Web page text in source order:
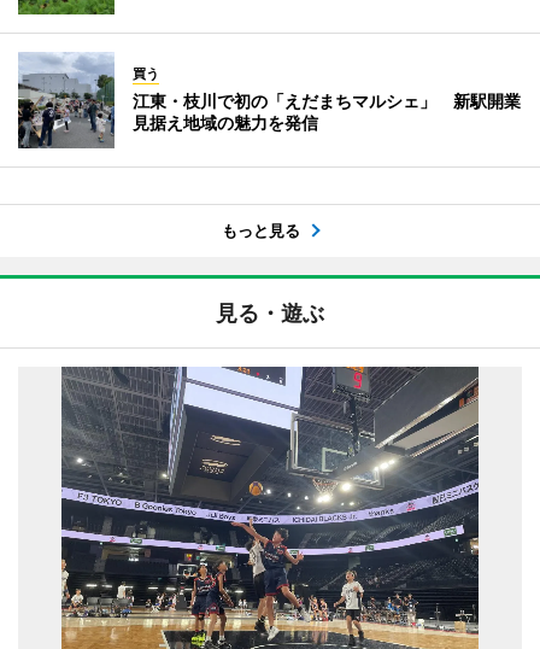
買う
江東・枝川で初の「えだまちマルシェ」 新駅開業
見据え地域の魅力を発信
もっと見る
見る・遊ぶ